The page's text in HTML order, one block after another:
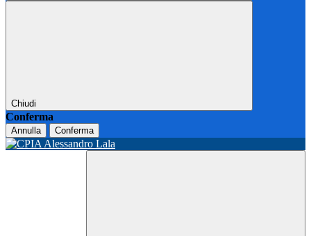
Chiudi
Conferma
Annulla Conferma